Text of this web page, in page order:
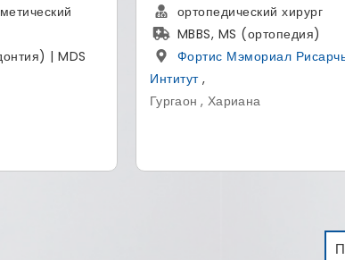
Основатель и
Sight Avenue
MBBS, MS
Больница Сайт Авеню